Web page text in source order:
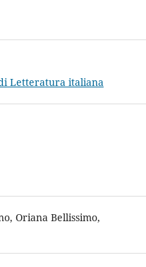
Letteratura italiana
Oriana Bellissimo,